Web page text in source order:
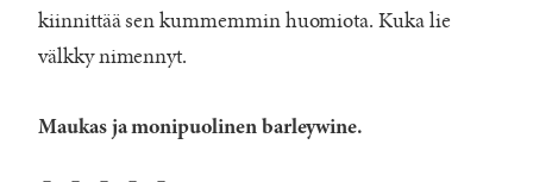
kiinnittää sen kummemmin huomiota. Kuka lie
välkky nimennyt.
Maukas ja monipuolinen barleywine.